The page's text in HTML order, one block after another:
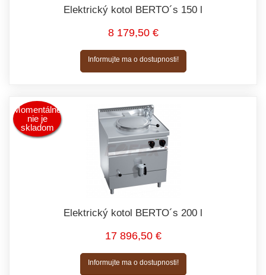
Elektrický kotol BERTO´s 150 l
8 179,50 €
Informujte ma o dostupnosti!
Momentálne
nie je
skladom
Elektrický kotol BERTO´s 200 l
17 896,50 €
Informujte ma o dostupnosti!